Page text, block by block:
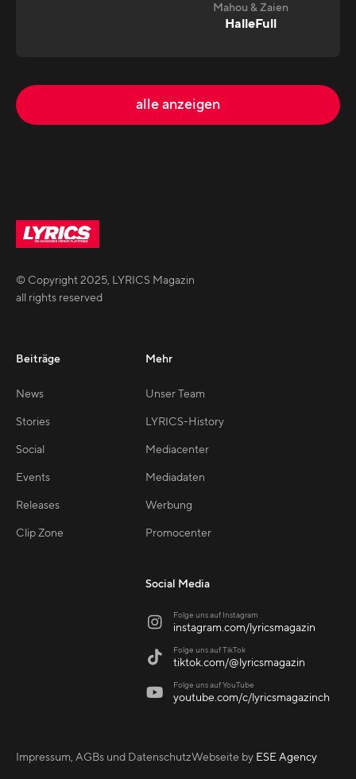
Mahou & Zaien
HalleFull
alle anzeigen
© Copyright2025, LYRICS Magazin
all rights reserved
Beiträge
News
Stories
Social
Events
Releases
Clip Zone
Mehr
Unser Team
LYRICS-History
Mediacenter
Mediadaten
Werbung
Promocenter
Social Media
 Folge uns auf Instagram
instagram.com/lyricsmagazin
 Folge uns auf TikTok
tiktok.com/@lyricsmagazin
 Folge uns auf YouTube
youtube.com/c/lyricsmagazinch
Impressum, AGBs und DatenschutzWebseite by ESE Agency